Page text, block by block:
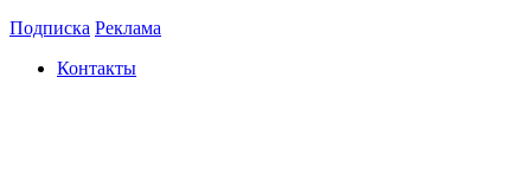
Подписка Реклама
Контакты